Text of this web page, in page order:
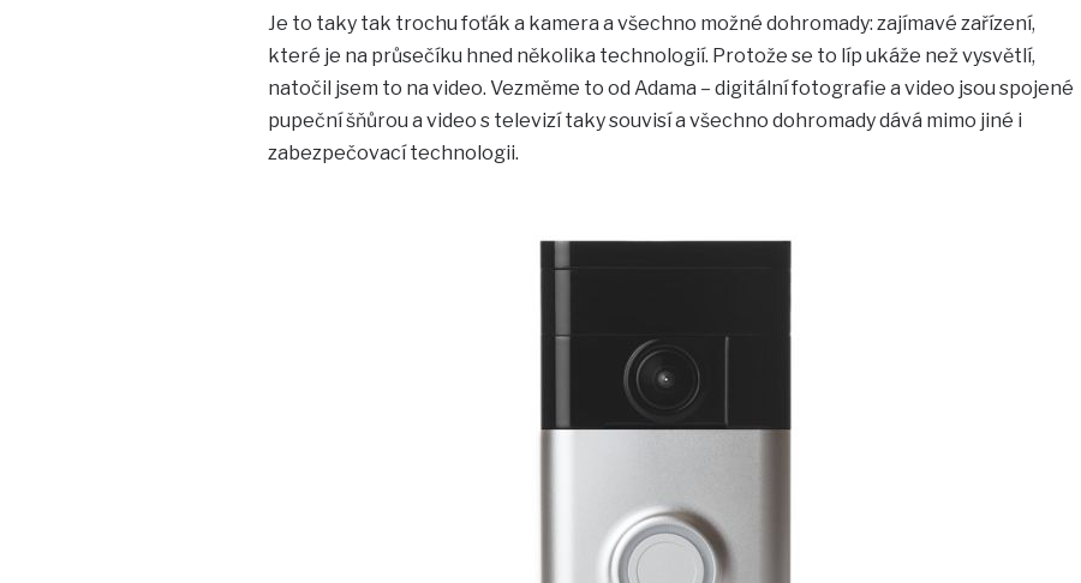
Je to taky tak trochu foťák a kamera a všechno možné dohromady: zajímavé zařízení,
které je na průsečíku hned několika technologií. Protože se to líp ukáže než vysvětlí,
natočil jsem to na video. Vezměme to od Adama – digitální fotografie a video jsou spojené
pupeční šňůrou a video s televizí taky souvisí a všechno dohromady dává mimo jiné i
zabezpečovací technologii.